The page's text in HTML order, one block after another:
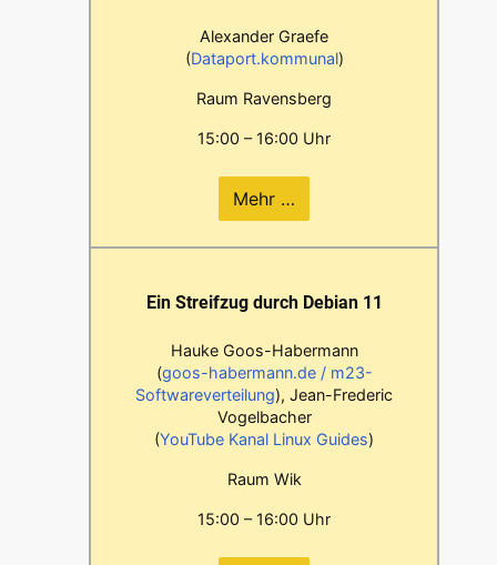
Alexander Graefe
(Dataport.kommunal)
Raum Ravensberg
15:00 – 16:00 Uhr
Mehr …
Ein Streifzug durch Debian 11
Hauke Goos-Habermann
(goos-habermann.de / m23-
Softwareverteilung), Jean-Frederic
Vogelbacher
(YouTube Kanal Linux Guides)
Raum Wik
15:00 – 16:00 Uhr